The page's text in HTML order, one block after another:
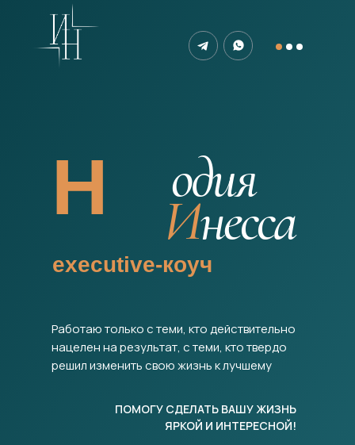
ПОМОГУ СДЕЛАТЬ ВАШУ ЖИЗНЬ
ЯРКОЙ И ИНТЕРЕСНОЙ!
Работаю только с теми, кто действительно
нацелен на результат, с теми, кто твердо
решил изменить свою жизнь к лучшему
Н одия
Инесса
еxecutive-коуч